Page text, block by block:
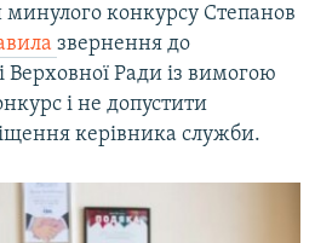
минулого конкурсу Степанов
звернення до
Верховної Ради із вимогою
і не допустити
керівника служби.